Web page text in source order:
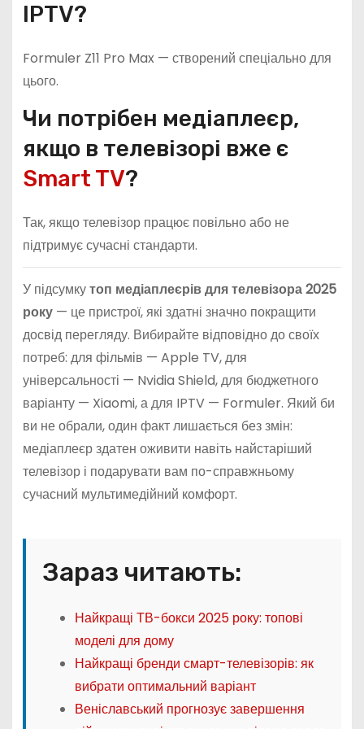
IPTV?
Formuler Z11 Pro Max — створений спеціально для
цього.
Чи потрібен медіаплеєр,
якщо в телевізорі вже є
Smart TV?
Так, якщо телевізор працює повільно або не
підтримує сучасні стандарти.
У підсумкутоп медіаплеєрів для телевізора 2025
року— це пристрої, які здатні значно покращити
досвід перегляду. Вибирайте відповідно до своїх
потреб: для фільмів — Apple TV, для
універсальності — Nvidia Shield, для бюджетного
варіанту — Xiaomi, а для IPTV — Formuler. Який би
ви не обрали, один факт лишається без змін:
медіаплеєр здатен оживити навіть найстаріший
телевізор і подарувати вам по-справжньому
сучасний мультимедійний комфорт.
Зараз читають:
Найкращі ТВ-бокси 2025 року: топові
моделі для дому
Найкращі бренди смарт-телевізорів: як
вибрати оптимальний варіант
Веніславський прогнозує завершення